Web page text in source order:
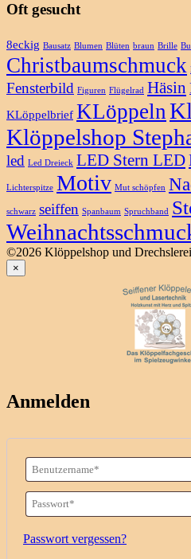
Oft gesucht
8eckig Bausatz Blumen Blüten braun Brille
Christbaumschmuck
Fensterbild Figuren Flügelrad Häsin
KLöppelbrief KLöppeln
Klöppelshop
led Led Dreieck LED Stern LED
Lichterspitze Motiv Mut schöpfen
schwarz seiffen Spanbaum Spruchband
©2026 Klöppelshop und
×
Anmelden
Benutzername
oder
E-
Mail-
Passwort*
Passwort vergessen?